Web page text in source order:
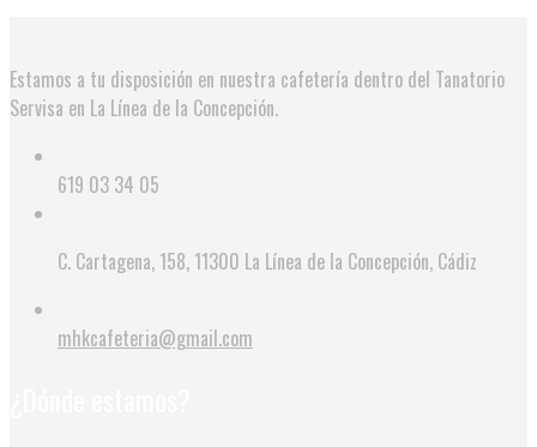
Estamos a tu disposición en nuestra cafetería dentro del Tanatorio
Servisa en La Línea de la Concepción.
619 03 34 05
C. Cartagena, 158, 11300 La Línea de la Concepción, Cádiz
mhkcafeteria@gmail.com